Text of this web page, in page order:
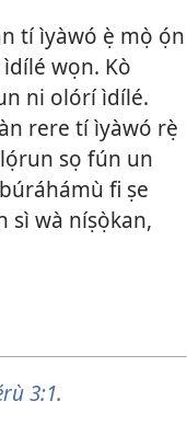
tí ìyàwó ẹ̀ mọ̀ ọ́n
wọn. Kò
ni olórí ìdílé.
rere tí ìyàwó rẹ̀
sọ fún un
fi ṣe
sì wà níṣọ̀kan,
3:1.